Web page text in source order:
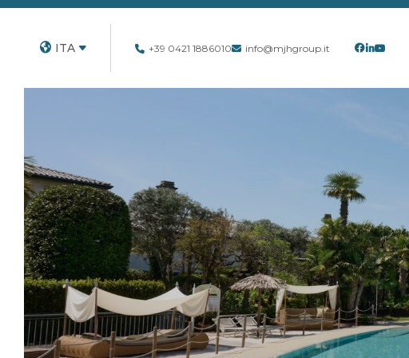
ITA +39 0421 1886010 info@mjhgroup.it